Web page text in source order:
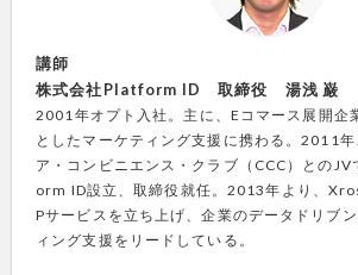
講師
株式会社Platform ID 取締役 湯浅 巌
2001年オプト入社。主に、Eコマース展開企
としたマーケティング支援に携わる。2011年
ア・コンビニエンス・クラブ（CCC）との
orm ID設立、取締役就任。2013年より、
Pサービスを立ち上げ、企業のデータドリブ
ィング支援をリードしている。